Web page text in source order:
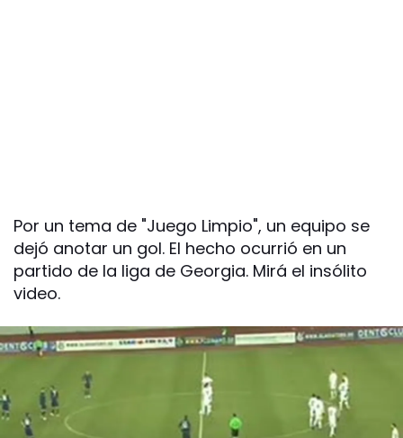
Por un tema de "Juego Limpio", un equipo se
dejó anotar un gol. El hecho ocurrió en un
partido de la liga de Georgia. Mirá el insólito
video.